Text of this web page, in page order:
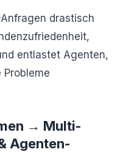
drastisch
entlastet Agenten,
→ Multi-
Agenten-